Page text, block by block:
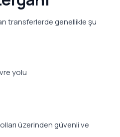
transferlerde genellikle şu
yolu
üzerinden güvenli ve